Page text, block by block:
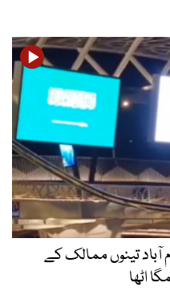
آباد تینوں ممالک کے
اٹھا